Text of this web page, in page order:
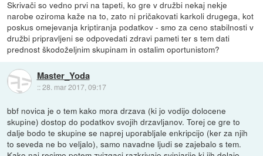
Skrivači so vedno prvi na tapeti, ko gre v družbi nekaj nekje
narobe oziroma kaže na to, zato ni pričakovati karkoli drugega, kot
poskus omejevanja kriptiranja podatkov - smo za ceno stabilnosti v
družbi pripravljeni se odpovedati zdravi pameti ter s tem dati
prednost škodoželjnim skupinam in ostalim oportunistom?
Master_Yoda
::28. mar 2017, 09:17
bbf novica je o tem kako mora drzava (ki jo vodijo dolocene
skupine) dostop do podatkov svojih drzavljanov. Torej ce gre to
dalje bodo te skupine se naprej uporabljale enkripcijo (ker za njih
to seveda ne bo veljalo), samo navadne ljudi se zajebalo s tem.